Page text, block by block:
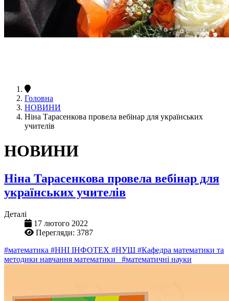
Головна
НОВИНИ
Ніна Тарасенкова провела вебінар для українських
учителів
НОВИНИ
Ніна Тарасенкова провела вебінар для
українських учителів
Деталі
17 лютого 2022
Перегляди: 3787
#математика #ННІ ІНФОТЕХ #НУШ #Кафедра математики та
методики навчання математики #математичні науки